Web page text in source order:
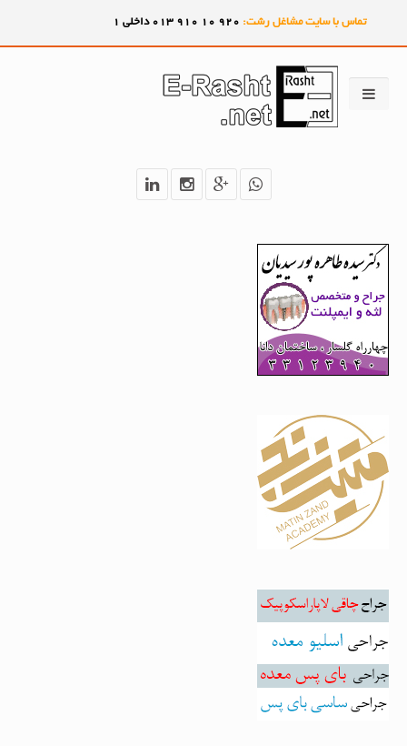
تماس با سایت مشاغل رشت: 920
10
910 013 داخلی 1